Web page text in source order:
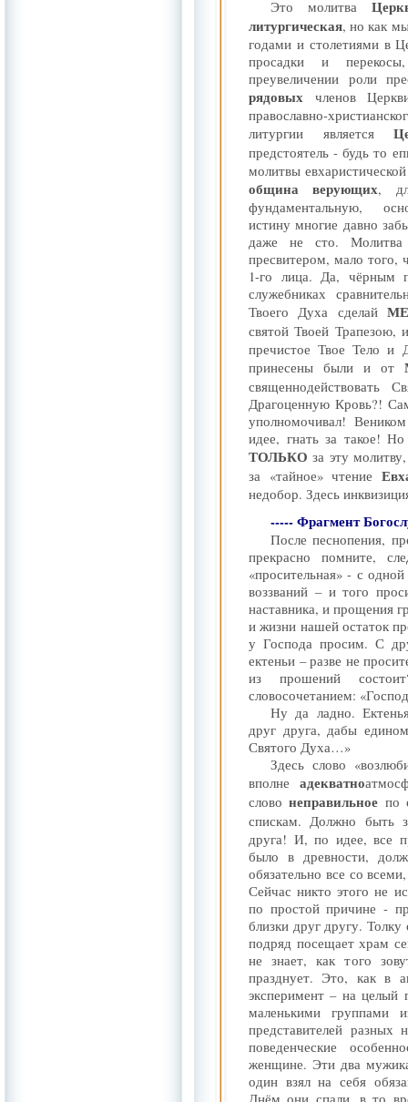
Это молитва
литургическая, но как
годами и столетиями в
просадки и
преувеличении роли
рядовых членов
православно-
литургии является
предстоятель - будь то
молитвы
община верующих,
фундаментальную,
истину многие давно
даже не сто. Молитва
пресвитером, мало того,
1-го лица. Да, чёрным
служебниках
Твоего Духа сделай
святой Твоей Трапезою,
пречистое Твое Тело
принесены были и от
священнодействовать
Драгоценную Кровь?!
уполномочивал!
идее, гнать за такое!
ТОЛЬКО за эту
за «тайное» чтение
недобор. Здесь
----- Фрагмент
После песнопения,
прекрасно помните,
«просительная» - с
воззваний – и того
наставника, и прощения
и жизни нашей остаток
у Господа просим. С
ектеньи – разве не
из прошений
словосочетанием:
Ну да ладно.
друг друга, дабы
Святого Духа…»
Здесь слово
вполне адекватно
словонеправильное по
спискам. Должно быть
друга! И, по идее, все
было в древности,
обязательно все со
Сейчас никто этого не
по простой причине -
близки друг другу.
подряд посещает храм
не знает, как того
празднует. Это, как в
эксперимент – на целый
маленькими
представителей разных
поведенческие
женщине. Эти два
один взял на себя